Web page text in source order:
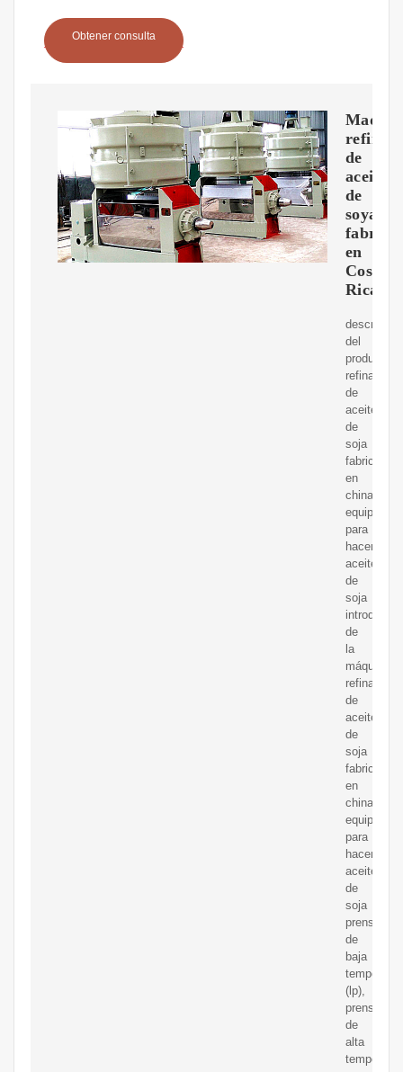
Obtener consulta
de
aceite
de
soya
en
Costa
Rica
del
refinadora
de
aceite
de
soja
fabricada
en
china
equipo
para
hacer
aceite
de
soja
de
la
máquina
refinadora
de
aceite
de
soja
fabricada
en
china
equipo
para
hacer
aceite
de
soja
prensa
de
baja
(lp),
prensa
de
alta